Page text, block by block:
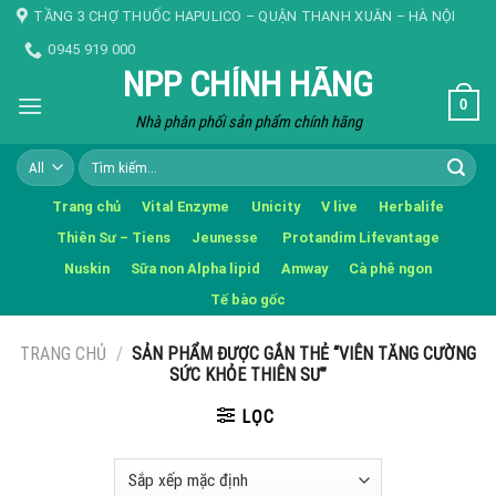
Skip TẦNG 3 CHỢ THUỐC HAPULICO – QUẬN THANH XUÂN – HÀ NỘI
0945 919 000
NPP CHÍNH HÃNG
Nhà phân phối sản phẩm chính hãng
0
Tìm
kiếm:
Trang chủ Vital Enzyme Unicity V live
Herbalife
Thiên Sư – Tiens
Jeunesse
Protandim Lifevantage
Nuskin
Sữa non Alpha lipid Amway
Cà phê ngon
Tế bào gốc
TRANG CHỦ / SẢN PHẨM ĐƯỢC GẮN THẺ “VIÊN TĂNG CƯỜNG
SỨC KHỎE THIÊN SƯ”
LỌC